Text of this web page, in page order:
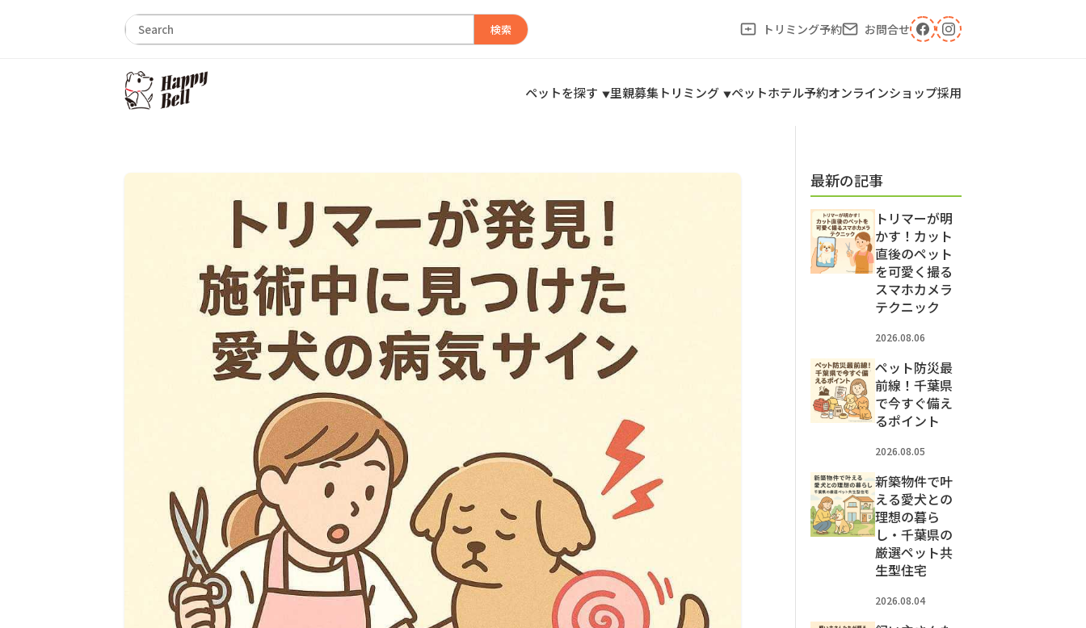
検索 トリミング予約 お問合せ
ペットを探す 里親募集トリミング ペットホテル予約オンラインショップ採用
最新の記事
トリマーが明
かす！カット
直後のペット
を可愛く撮る
スマホカメラ
テクニック
2026.08.06
ペット防災最
前線！千葉県
で今すぐ備え
るポイント
2026.08.05
新築物件で叶
える愛犬との
理想の暮ら
し・千葉県の
厳選ペット共
生型住宅
2026.08.04